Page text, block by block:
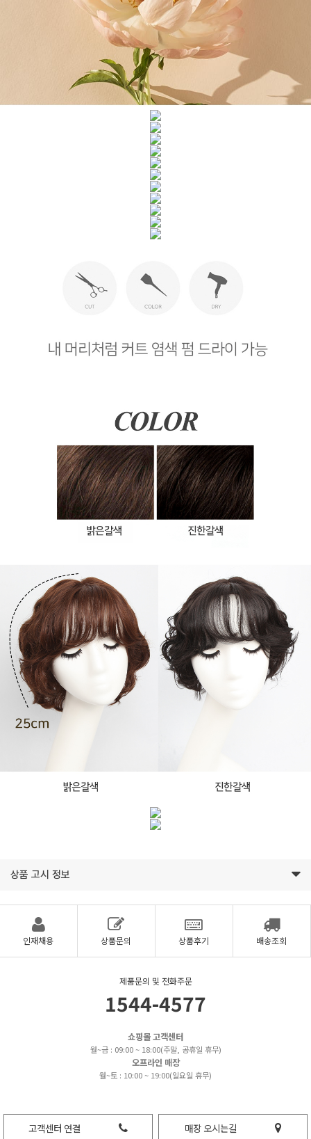
상품 고시 정보
인재채용 상품문의 상품후기 배송조회
제품문의 및 전화주문
1544-4577
쇼핑몰 고객센터
월~금 : 09:00 ~ 18:00(주말, 공휴일 휴무)
오프라인 매장
월~토 : 10:00 ~ 19:00(일요일 휴무)
고객센터 연결 매장 오시는길